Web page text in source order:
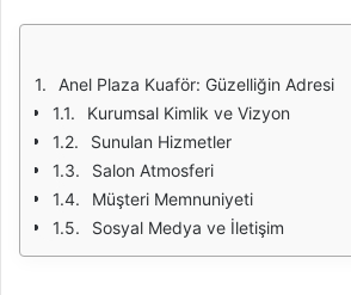
Anel Plaza Kuaför: Güzelliğin Adresi
Kurumsal Kimlik ve Vizyon
Sunulan Hizmetler
Salon Atmosferi
Müşteri Memnuniyeti
Sosyal Medya ve İletişim